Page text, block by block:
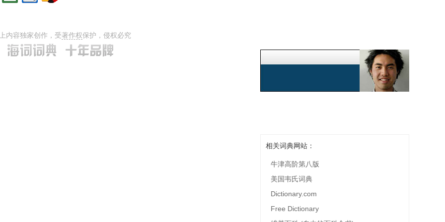
内容独家创作，受著作权保护，侵权必究
相关词典网站：
牛津高阶第八版
美国韦氏词典
Dictionary.com
Free Dictionary